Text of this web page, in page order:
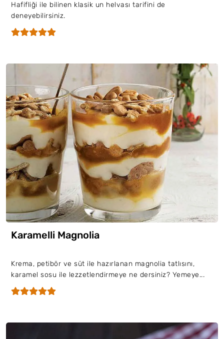
Hafifliği ile bilinen klasik un helvası tarifini de
deneyebilirsiniz.
Karamelli Magnolia
Krema, petibör ve süt ile hazırlanan magnolia tatlısını,
karamel sosu ile lezzetlendirmeye ne dersiniz? Yemeye...